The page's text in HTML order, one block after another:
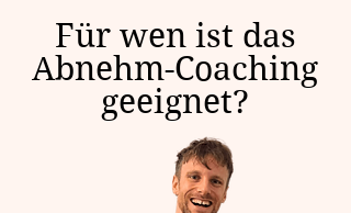
Für wen ist das
Abnehm-Coaching
geeignet?